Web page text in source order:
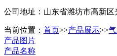
公司地址：山东省潍坊市高新区
当前位置： 首页>>产品展示>>
产品图片
产品名称